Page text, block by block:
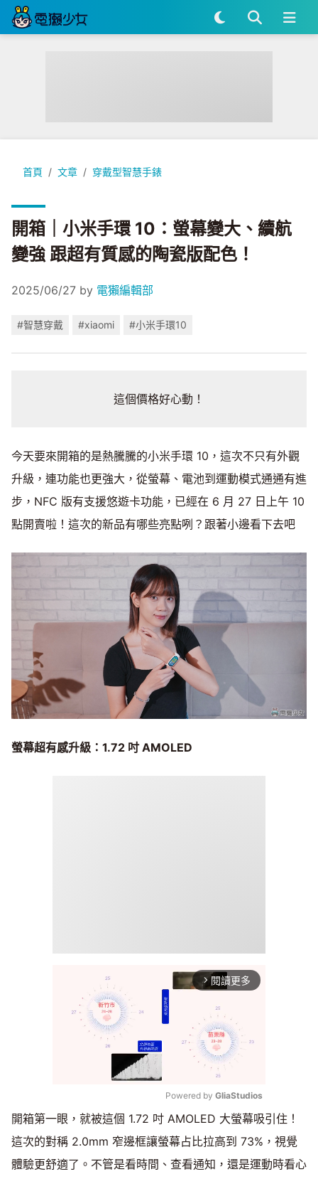
首頁 文章 穿戴型智慧手錶
開箱｜小米手環 10：螢幕變大、續航變強 跟超有質感的陶瓷版
開箱｜小米手環 10：螢幕變大、續航
變強 跟超有質感的陶瓷版配色！
2025/06/27 by 電獺編輯部
#智慧穿戴 #xiaomi #小米手環10
這個價格好心動！
今天要來開箱的是熱騰騰的小米手環 10，這次不只有外觀
升級，連功能也更強大，從螢幕、電池到運動模式通通有進
步，NFC 版有支援悠遊卡功能，已經在 6 月 27 日上午 10
點開賣啦！這次的新品有哪些亮點咧？跟著小邊看下去吧
螢幕超有感升級：1.72 吋 AMOLED
arrow_forward_ios 閱讀更多
Mute
Powered by GliaStudios
開箱第一眼，就被這個 1.72 吋 AMOLED 大螢幕吸引住！
這次的對稱 2.0mm 窄邊框讓螢幕占比拉高到 73%，視覺
體驗更舒適了。不管是看時間、查看通知，還是運動時看心